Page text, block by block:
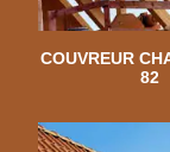
COUVREUR
82